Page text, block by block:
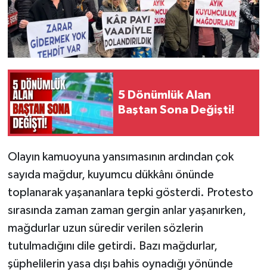
5 Dönümlük Alan
Baştan Sona Değişti!
Olayın kamuoyuna yansımasının ardından çok
sayıda mağdur, kuyumcu dükkânı önünde
toplanarak yaşananlara tepki gösterdi. Protesto
sırasında zaman zaman gergin anlar yaşanırken,
mağdurlar uzun süredir verilen sözlerin
tutulmadığını dile getirdi. Bazı mağdurlar,
şüphelilerin yasa dışı bahis oynadığı yönünde